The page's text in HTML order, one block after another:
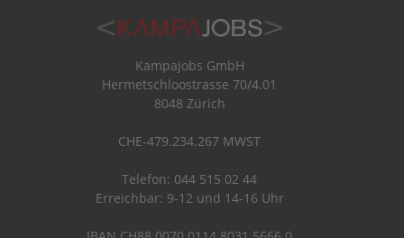
Kampajobs GmbH
Hermetschloostrasse 70/4.01
8048 Zürich
CHE-479.234.267 MWST
Telefon: 044 515 02 44
Erreichbar: 9-12 und 14-16 Uhr